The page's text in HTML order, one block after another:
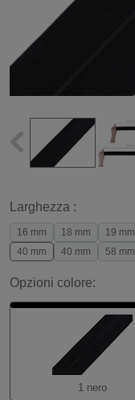
Larghezza :
16 mm 18 mm 19 mm
40 mm
40 mm 58 mm
Opzioni colore:
1 nero